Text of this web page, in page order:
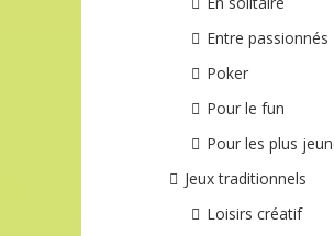
Entre passionnés
Poker
Pour le fun
Pour les plus
Jeux traditionnels
Loisirs créatif